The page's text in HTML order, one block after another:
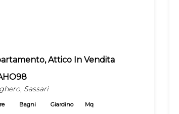
Attico In Vendita
Sassari
Bagni Giardino Mq